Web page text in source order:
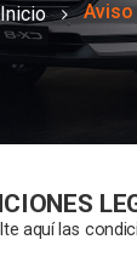
Inicio
aquí las